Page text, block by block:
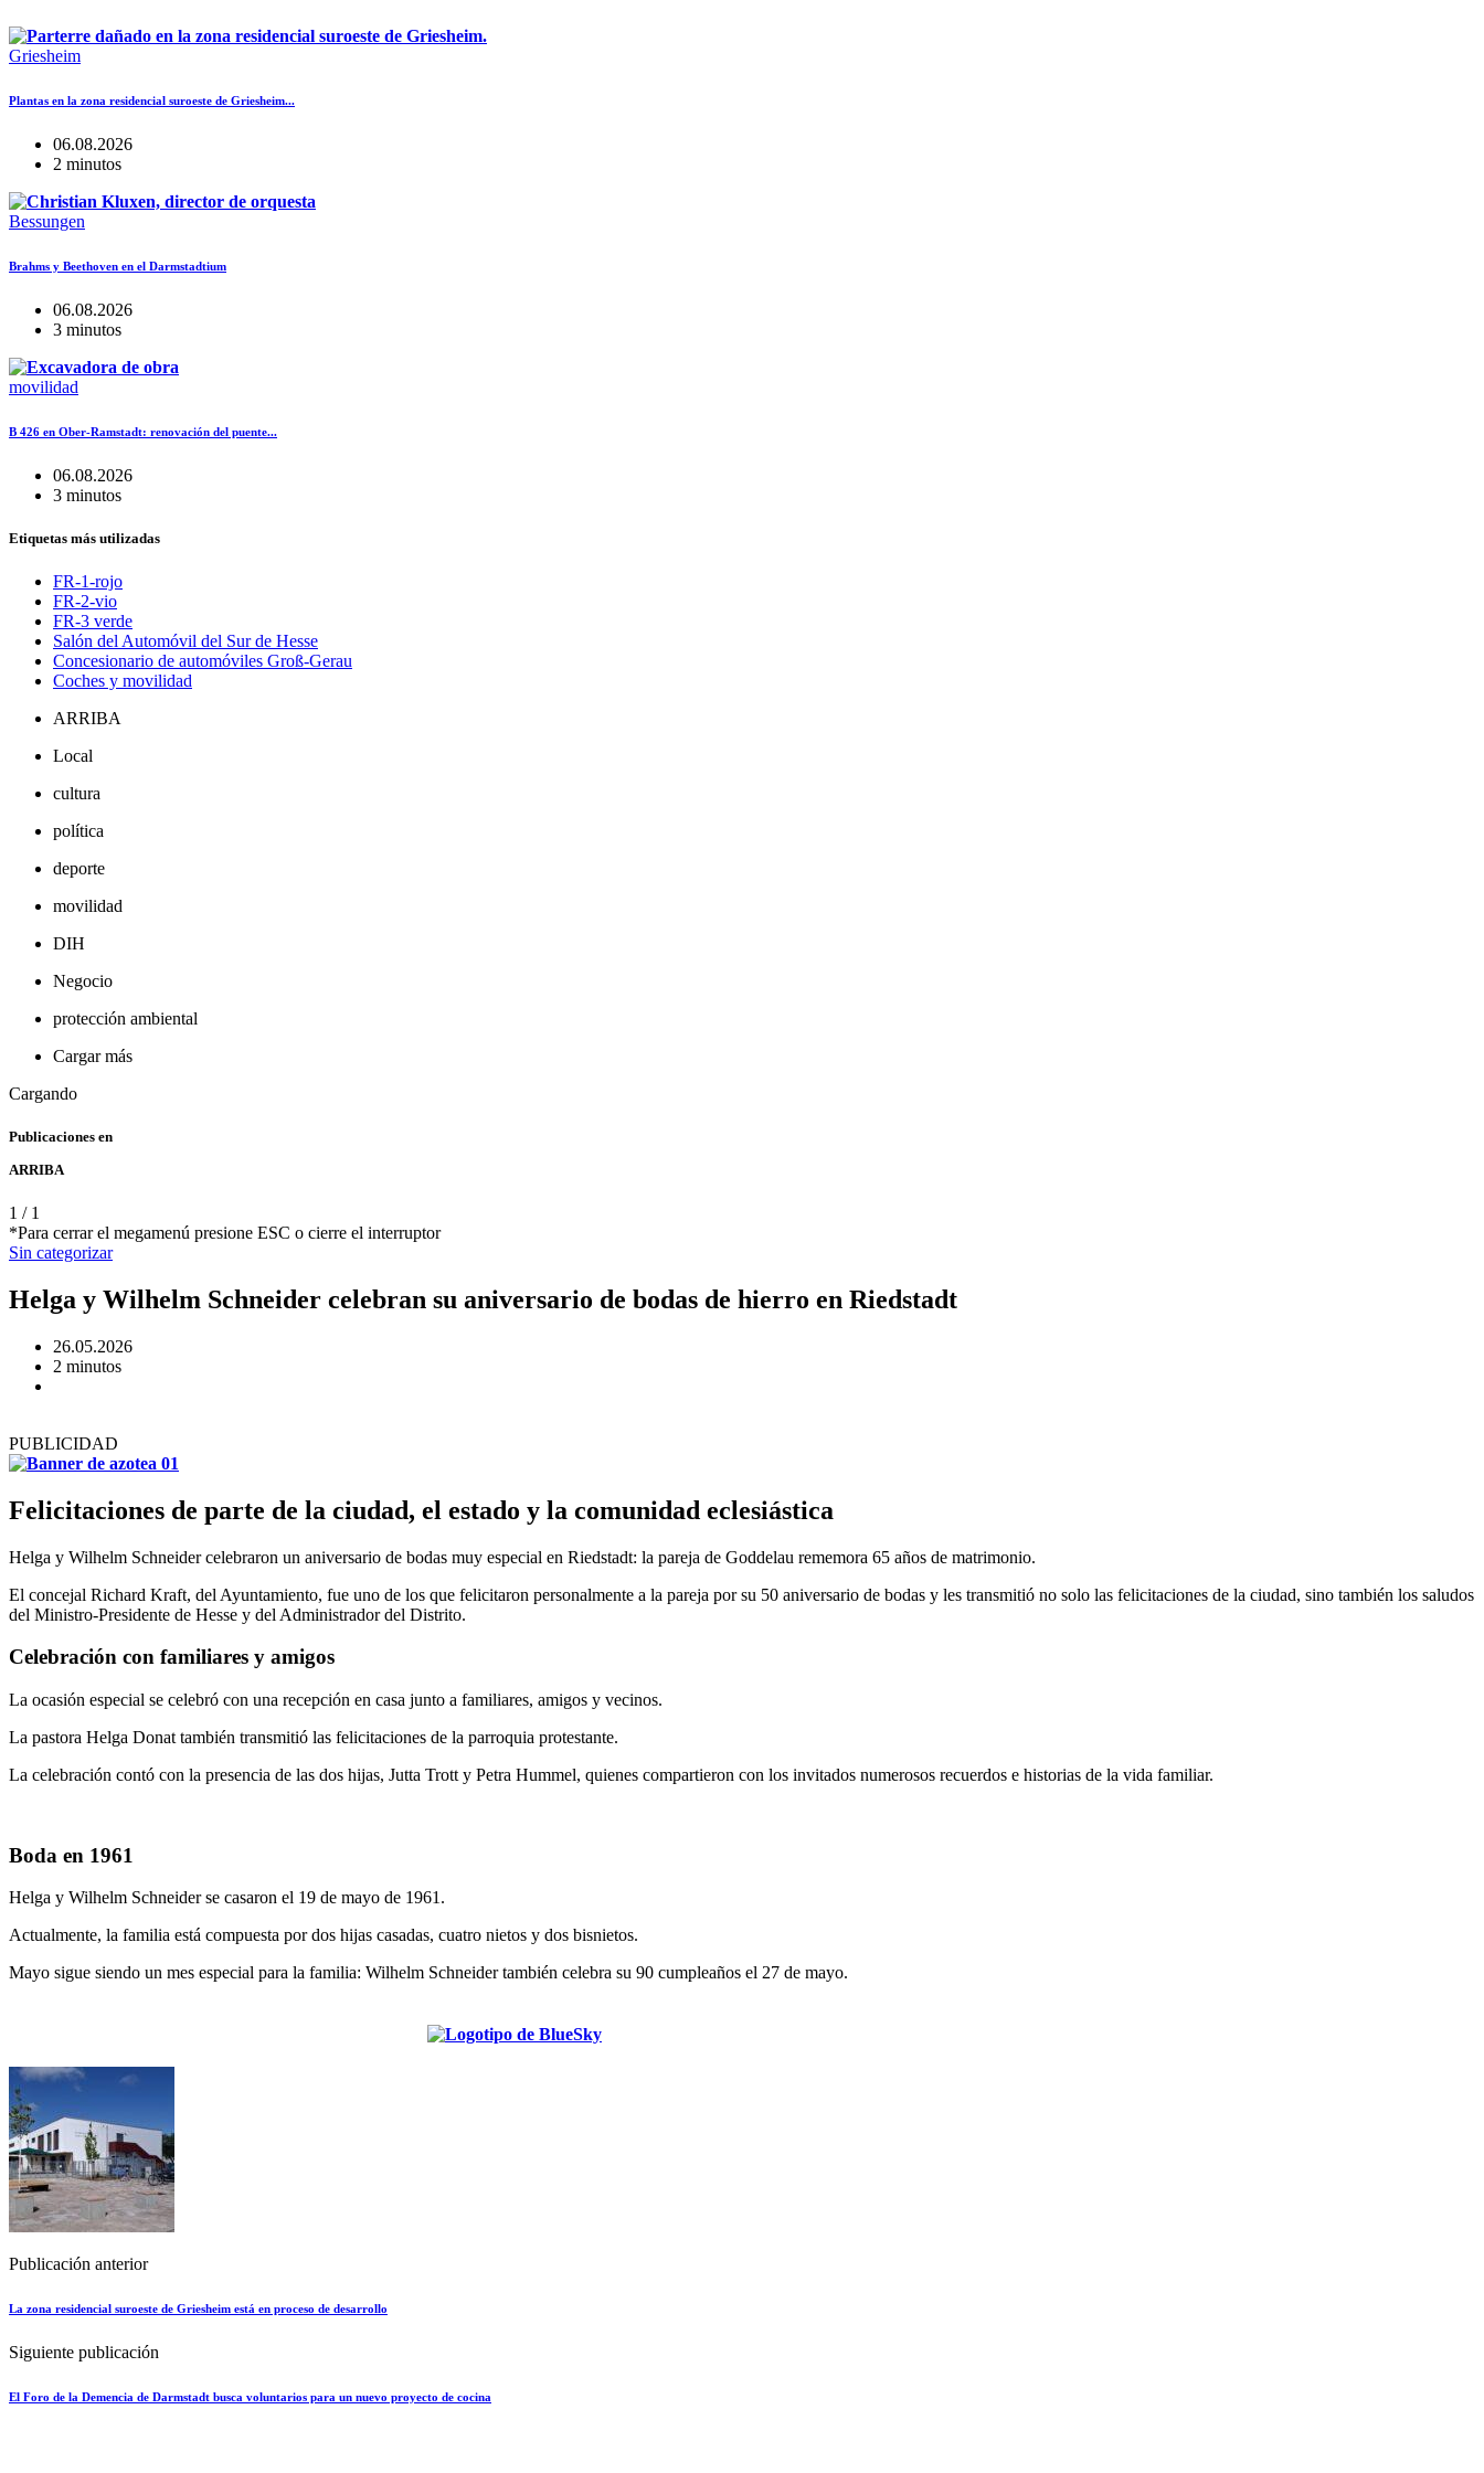
Griesheim
Plantas en la zona residencial suroeste de Griesheim...
06.08.2026
2 minutos
Bessungen
Brahms y Beethoven en el Darmstadtium
06.08.2026
3 minutos
movilidad
B 426 en Ober-Ramstadt: renovación del puente...
06.08.2026
3 minutos
Etiquetas más utilizadas
FR-1-rojo
FR-2-vio
FR-3 verde
Salón del Automóvil del Sur de Hesse
Concesionario de automóviles Groß-Gerau
Coches y movilidad
ARRIBA
Local
cultura
política
deporte
movilidad
DIH
Negocio
protección ambiental
Cargar más
Cargando
Publicaciones en
ARRIBA
1 / 1
*Para cerrar el megamenú presione ESC o cierre el interruptor
Sin categorizar
Helga y Wilhelm Schneider celebran su aniversario de bodas de hierro en Riedstadt
26.05.2026
2 minutos
PUBLICIDAD
Felicitaciones de parte de la ciudad, el estado y la comunidad eclesiástica
Helga y Wilhelm Schneider celebraron un aniversario de bodas muy especial en Riedstadt: la pareja de Goddelau rememora 65 años de matrimonio.
El concejal Richard Kraft, del Ayuntamiento, fue uno de los que felicitaron personalmente a la pareja por su 50 aniversario de bodas y les transmitió no solo las felicitaciones de la ciudad, sino también los saludos
del Ministro-Presidente de Hesse y del Administrador del Distrito.
Celebración con familiares y amigos
La ocasión especial se celebró con una recepción en casa junto a familiares, amigos y vecinos.
La pastora Helga Donat también transmitió las felicitaciones de la parroquia protestante.
La celebración contó con la presencia de las dos hijas, Jutta Trott y Petra Hummel, quienes compartieron con los invitados numerosos recuerdos e historias de la vida familiar.
Boda en 1961
Helga y Wilhelm Schneider se casaron el 19 de mayo de 1961.
Actualmente, la familia está compuesta por dos hijas casadas, cuatro nietos y dos bisnietos.
Mayo sigue siendo un mes especial para la familia: Wilhelm Schneider también celebra su 90 cumpleaños el 27 de mayo.
Publicación anterior
La zona residencial suroeste de Griesheim está en proceso de desarrollo
Siguiente publicación
El Foro de la Demencia de Darmstadt busca voluntarios para un nuevo proyecto de cocina